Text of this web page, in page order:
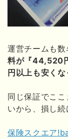
運営チームも数
料が『44,520
円以上も安くな
同じ保証でこ
いから、損し続
保険スクエア